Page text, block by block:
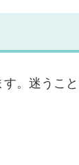
。迷うこ